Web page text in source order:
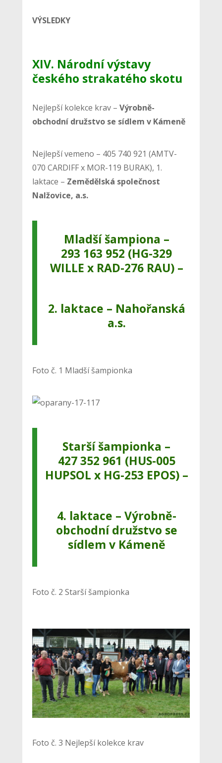
VÝSLEDKY
XIV. Národní výstavy
českého strakatého skotu
Nejlepší kolekce krav – Výrobně-
obchodní družstvo se sídlem v Kámeně
Nejlepší vemeno – 405 740 921 (AMTV-
070 CARDIFF x MOR-119 BURAK), 1.
laktace – Zemědělská společnost
Nalžovice, a.s.
Mladší šampiona –
293 163 952 (HG-329
WILLE x RAD-276 RAU) –
2. laktace – Nahořanská
a.s.
Foto č. 1 Mladší šampionka
Starší šampionka –
427 352 961 (HUS-005
HUPSOL x HG-253 EPOS) –
4. laktace – Výrobně-
obchodní družstvo se
sídlem v Kámeně
Foto č. 2 Starší šampionka
Foto č. 3 Nejlepší kolekce krav